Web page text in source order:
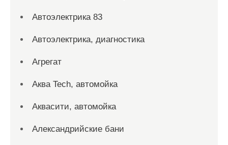
Автоэлектрика 83
Автоэлектрика, диагностика
Агрегат
Аква Tech, автомойка
Аквасити, автомойка
Александрийские бани